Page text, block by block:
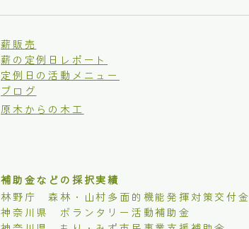
​薪販売
薪の定例日レポート
定例日の活動メニュー
ブログ
原木からの木工
補助金などの採択実績
林野庁 森林・山村多面的機能発揮対策交付金
​神奈川県 ボランタリー活動補助金